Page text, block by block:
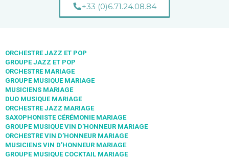
+33 (0)6.71.24.08.84
ORCHESTRE JAZZ ET POP
GROUPE JAZZ ET POP
ORCHESTRE MARIAGE
GROUPE MUSIQUE MARIAGE
MUSICIENS MARIAGE
DUO MUSIQUE MARIAGE
ORCHESTRE JAZZ MARIAGE
SAXOPHONISTE CÉRÉMONIE MARIAGE
GROUPE MUSIQUE VIN D’HONNEUR MARIAGE
ORCHESTRE VIN D’HONNEUR MARIAGE
MUSICIENS VIN D’HONNEUR MARIAGE
GROUPE MUSIQUE COCKTAIL MARIAGE